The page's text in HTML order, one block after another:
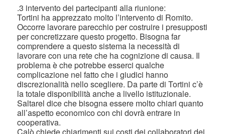
.3 intervento dei partecipanti alla riunione:
Tortini ha apprezzato molto l’intervento di Romito.
Occorre lavorare parecchio per costruire i presupposti
per concretizzare questo progetto. Bisogna far
comprendere a questo sistema la necessità di
lavorare con una rete che ha cognizione di causa. Il
problema è che potrebbe esserci qualche
complicazione nel fatto che i giudici hanno
discrezionalità nello scegliere. Da parte di Tortini c’è
la totale disponibilità anche a livello istituzionale.
Saltarel dice che bisogna essere molto chiari quanto
all’aspetto economico con chi dovrà entrare in
cooperativa.